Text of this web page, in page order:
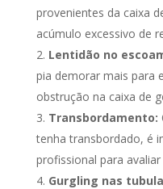
provenientes da caixa
acúmulo excessivo de
Lentidão no
pia demorar mais para
obstrução na caixa de
Transbordamento:
tenha transbordado, é
profissional para
Gurgling nas